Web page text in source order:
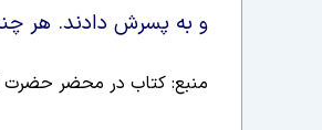
و به پسرش دادند. هر
منبع: کتاب در محضر حضرت آیت الله